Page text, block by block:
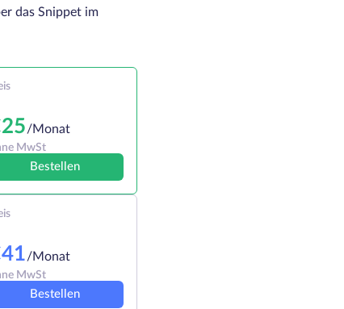
das Snippet im
25/Monat
MwSt
Bestellen
41/Monat
MwSt
Bestellen